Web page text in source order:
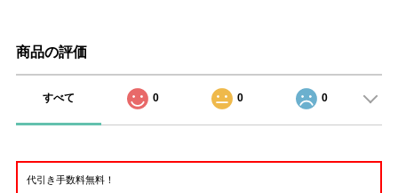
商品の評価
すべて 0 0 0
代引き手数料無料！